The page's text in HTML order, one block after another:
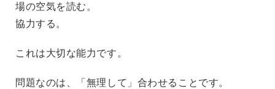
場の空気を読む。
協力する。
これは大切な能力です。
問題なのは、「無理して」合わせることです。